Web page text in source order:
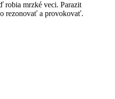
robia mrzké veci. Parazit
rezonovať a provokovať.